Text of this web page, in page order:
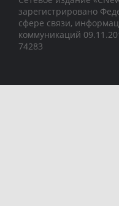
зарегистрировано
сфере связи,
коммуникаций
74283